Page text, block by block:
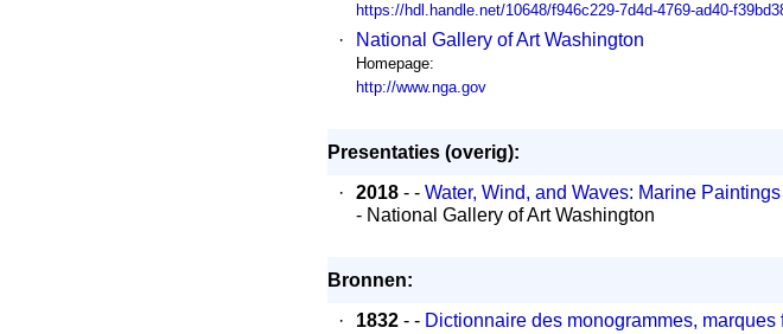
https://hdl.handle.net/10648/f946c229-7d4d-4769-ad40-
· National Gallery of Art Washington
Homepage:
http://www.nga.gov
Presentaties (overig):
·
2018 - - Water, Wind, and Waves: Marine
- National Gallery of Art Washington
Bronnen:
·
1832 - - Dictionnaire des monogrammes,